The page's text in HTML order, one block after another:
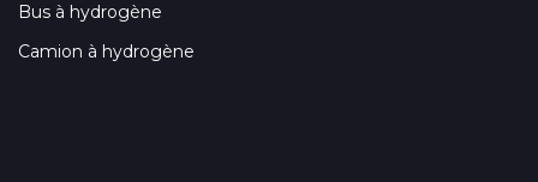
Bus à hydrogène
Camion à hydrogène